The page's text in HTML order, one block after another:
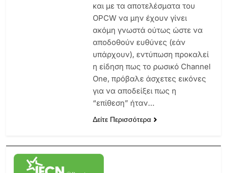
και με τα αποτελέσματα του
OPCW να μην έχουν γίνει
ακόμη γνωστά ούτως ώστε να
αποδοθούν ευθύνες (εάν
υπάρχουν), εντύπωση προκαλεί
η είδηση πως το ρωσικό Channel
One, πρόβαλε άσχετες εικόνες
για να αποδείξει πως η
“επίθεση” ήταν…
Δείτε Περισσότερα